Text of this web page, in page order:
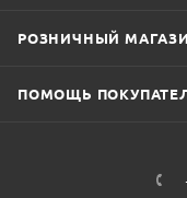
РОЗНИЧНЫЙ
ПОМОЩЬ